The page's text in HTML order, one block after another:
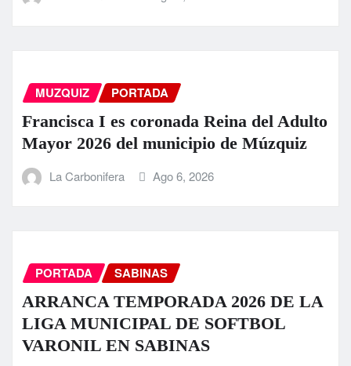
MUZQUIZ PORTADA
Francisca I es coronada Reina del Adulto
Mayor 2026 del municipio de Múzquiz
La Carbonifera Ago 6, 2026
PORTADA SABINAS
ARRANCA TEMPORADA 2026 DE LA
LIGA MUNICIPAL DE SOFTBOL
VARONIL EN SABINAS